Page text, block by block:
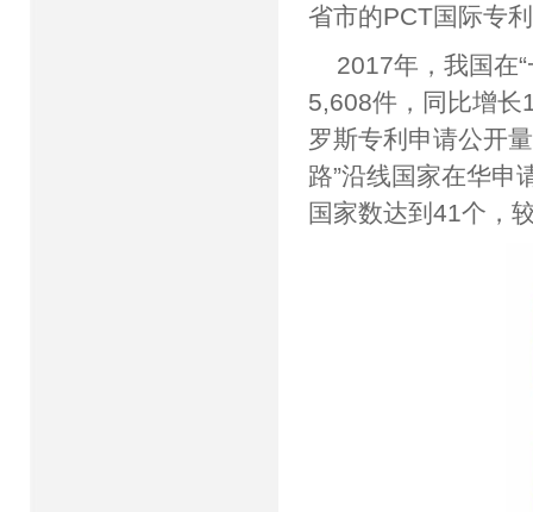
省市的PCT国际专
2017年，我国在
5,608件，同比增长
罗斯专利申请公开
路”沿线国家在华申
国家数达到41个，